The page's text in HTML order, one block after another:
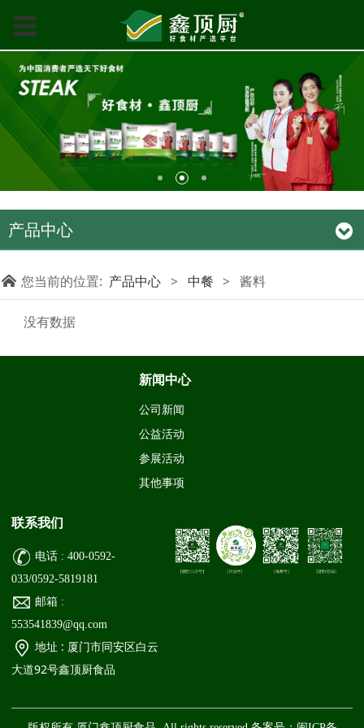
产品中心
您当前的位置: 产品中心 > 中餐 > 酱料
没有数据
新闻中心
公司新闻
公益活动
参展活动
其他事项
联系我们
电话 : 400-0592-
033/0592-5819181
邮箱 :
553541839@qq.com
地址 : 厦门市同安区白云
大道92号鑫顶厨食品